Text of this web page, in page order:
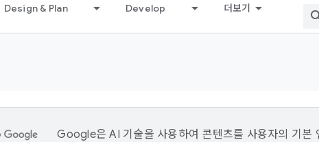
Design & Plan Develop 더보기
Google은 AI 기술을 사용하여 콘텐츠를 사용자의 기본